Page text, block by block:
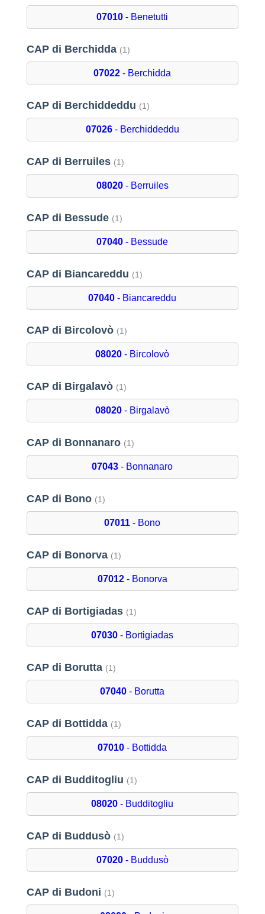
07010 - Benetutti
CAP di Berchidda (1)
07022 - Berchidda
CAP di Berchiddeddu (1)
07026- Berchiddeddu
CAP di Berruiles (1)
08020- Berruiles
CAP di Bessude (1)
07040 - Bessude
CAP di Biancareddu (1)
07040 - Biancareddu
CAP di Bircolovò (1)
08020 - Bircolovò
CAP di Birgalavò (1)
08020- Birgalavò
CAP di Bonnanaro (1)
07043 - Bonnanaro
CAP di Bono (1)
07011 - Bono
CAP di Bonorva (1)
07012- Bonorva
CAP di Bortigiadas (1)
07030 - Bortigiadas
CAP di Borutta (1)
07040 - Borutta
CAP di Bottidda (1)
07010 - Bottidda
CAP di Budditogliu (1)
08020 - Budditogliu
CAP di Buddusò (1)
07020- Buddusò
CAP di Budoni (1)